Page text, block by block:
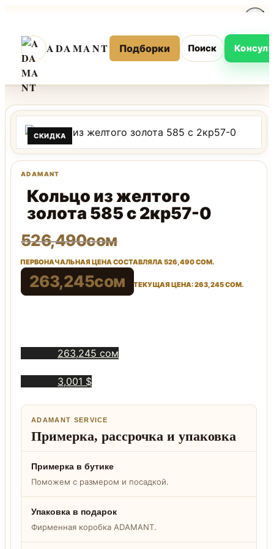
содержимомуADAMANT Подборки Поиск
СКИДКА
Кольцо из желтого
золота 585 с 2кр57-0
526,490сом
ПЕРВОНАЧАЛЬНАЯ ЦЕНА СОСТАВЛЯЛА 526,490 СОМ.
263,245сом ТЕКУЩАЯ ЦЕНА: 263,245 СОМ.
263,245 сом
3,001 $
ADAMANT SERVICE
Примерка, рассрочка и упаковка
Примерка в бутике
Поможем с размером и посадкой.
Упаковка в подарок
Фирменная коробка ADAMANT.